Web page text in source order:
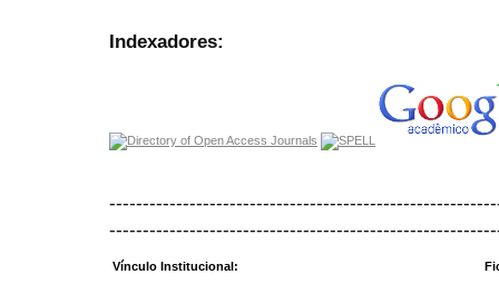
Indexadores:
Vínculo Institucional: